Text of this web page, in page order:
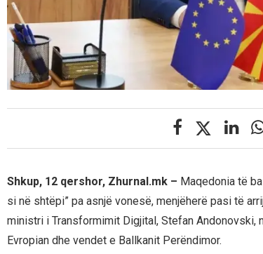
Shkup, 12 qershor, Zhurnal.mk – Maqedonia të
si në shtëpi” pa asnjë vonesë, menjëherë pasi të
ministri i Transformimit Digjital, Stefan Andonovski,
Evropian dhe vendet e Ballkanit Perëndimor.